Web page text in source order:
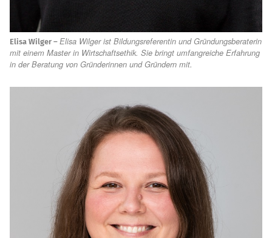
Elisa Wilger – Elisa Wilger ist Bil­dungs­re­fe­ren­tin und Grün­dungs­be­ra­te­rin
mit einem Master in Wirt­schafts­ethik. Sie bringt umfang­rei­che Erfah­rung
in der Bera­tung von Grün­de­rin­nen und Grün­dern mit.